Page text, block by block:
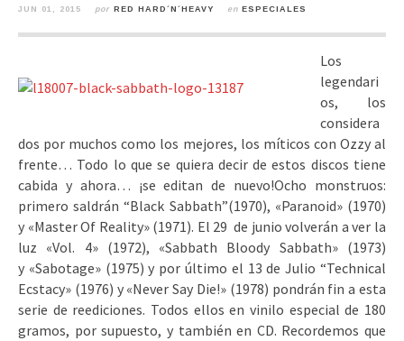
JUN 01, 2015 por RED HARD´N´HEAVY en ESPECIALES
Los
legendari
os, los
considera
dos por muchos como los mejores, los míticos con Ozzy al
frente… Todo lo que se quiera decir de estos discos tiene
cabida y ahora… ¡se editan de nuevo!Ocho monstruos:
primero saldrán “Black Sabbath”(1970), «Paranoid» (1970)
y «Master Of Reality» (1971). El 29 de junio volverán a ver la
luz «Vol. 4» (1972), «Sabbath Bloody Sabbath» (1973)
y «Sabotage» (1975) y por último el 13 de Julio “Technical
Ecstacy» (1976) y «Never Say Die!» (1978) pondrán fin a esta
serie de reediciones. Todos ellos en vinilo especial de 180
gramos, por supuesto, y también en CD. Recordemos que